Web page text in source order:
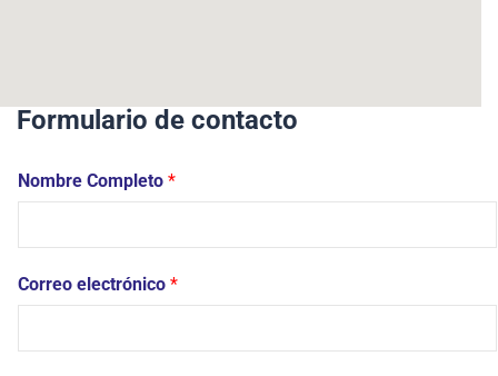
Formulario de contacto
Nombre Completo *
Correo electrónico *